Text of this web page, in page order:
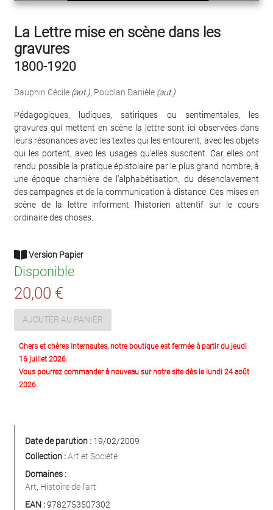
La Lettre mise en scène dans les
gravures
1800-1920
Dauphin Cécile (aut.), Poublan Danièle (aut.)
Pédagogiques, ludiques, satiriques ou sentimentales, les
gravures qui mettent en scène la lettre sont ici observées dans
leurs résonances avec les textes qui les entourent, avec les objets
qui les portent, avec les usages qu’elles suscitent. Car elles ont
rendu possible la pratique épistolaire par le plus grand nombre, à
une époque charnière de l’alphabétisation, du désenclavement
des campagnes et de la communication à distance. Ces mises en
scène de la lettre informent l’historien attentif sur le cours
ordinaire des choses.
Version Papier
Disponible
20,00 €
AJOUTER AU PANIER
Chers et chères Internautes, notre boutique est fermée à partir du jeudi
16 juillet 2026.
Vous pourrez commander à nouveau sur notre site dès le lundi 24 août
2026.
Date de parution : 19/02/2009
Collection :Art et Société
Domaines :
Art, Histoire de l'art
EAN :9782753507302